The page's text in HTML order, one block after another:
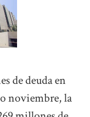
de deuda en
noviembre, la